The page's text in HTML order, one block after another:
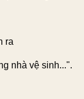
ra
nhà vệ sinh...".